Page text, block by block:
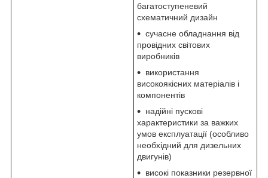
багатоступеневий
схематичний дизайн
сучасне обладнання від
провідних світових
виробників
використання
високоякісних матеріалів і
компонентів
надійні пускові
характеристики за важких
умов експлуатації (особливо
необхідний для дизельних
двигунів)
високі показники резервної